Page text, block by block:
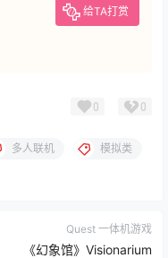
给TA打赏
0 0
多人联机 模拟类
Quest 一体机游戏
《幻象馆》Visionarium